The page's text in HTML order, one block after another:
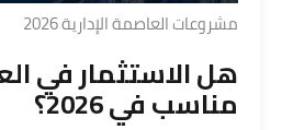
مشروعات العاصمة الإدارية 2026
هل الاستثمار في
مناسب في 2026؟